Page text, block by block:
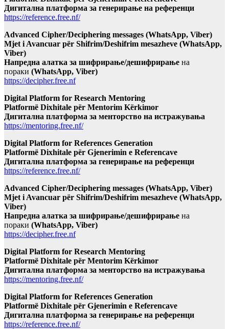
Дигитална платформа за генерирање на референци
https://reference.free.nf/
Advanced Cipher/Deciphering messages (WhatsApp, Viber)
Mjet i Avancuar për Shifrim/Deshifrim mesazheve (WhatsApp,
Viber)
Напредна алатка за шифрирање/дешифрирање на
пораки (WhatsApp, Viber)
https://decipher.free.nf
Digital Platform for Research Mentoring
Platformë Dixhitale për Mentorim Kërkimor
Дигитална платформа за менторство на истражувања
https://mentoring.free.nf/
Digital Platform for References Generation
Platformë Dixhitale për Gjenerimin e Referencave
Дигитална платформа за генерирање на референци
https://reference.free.nf/
Advanced Cipher/Deciphering messages (WhatsApp, Viber)
Mjet i Avancuar për Shifrim/Deshifrim mesazheve (WhatsApp,
Viber)
Напредна алатка за шифрирање/дешифрирање на
пораки (WhatsApp, Viber)
https://decipher.free.nf
Digital Platform for Research Mentoring
Platformë Dixhitale për Mentorim Kërkimor
Дигитална платформа за менторство на истражувања
https://mentoring.free.nf/
Digital Platform for References Generation
Platformë Dixhitale për Gjenerimin e Referencave
Дигитална платформа за генерирање на референци
https://reference.free.nf/